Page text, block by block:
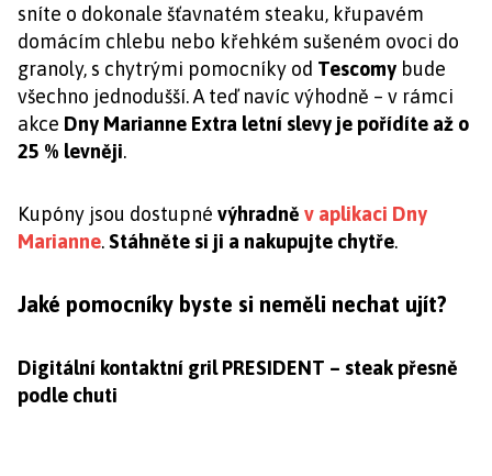
sníte o dokonale šťavnatém steaku, křupavém
domácím chlebu nebo křehkém sušeném ovoci do
granoly, s chytrými pomocníky od Tescomy bude
všechno jednodušší. A teď navíc výhodně – v rámci
akce Dny Marianne Extra letní slevy je pořídíte až o
25 % levněji.
Kupóny jsou dostupné výhradně v aplikaci Dny
Marianne.Stáhněte si ji a nakupujte chytře.
Jaké pomocníky byste si neměli nechat ujít?
Digitální kontaktní gril PRESIDENT – steak přesně
podle chuti